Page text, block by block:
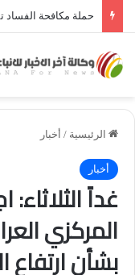
الرئيسية / أخبار
أخبار
غداً
المركزي
بشأن ارتفاع